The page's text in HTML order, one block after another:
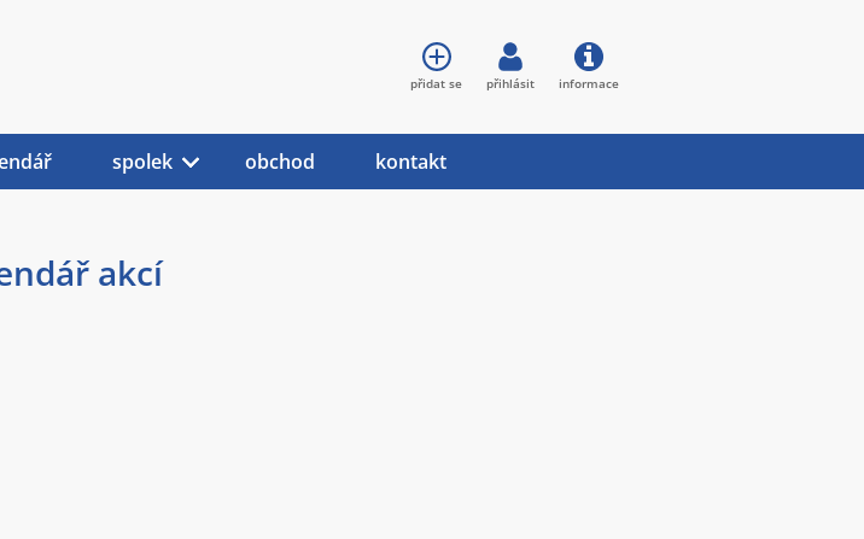
akcí
spolek obchod kontakt
přidat se přihlásit informace